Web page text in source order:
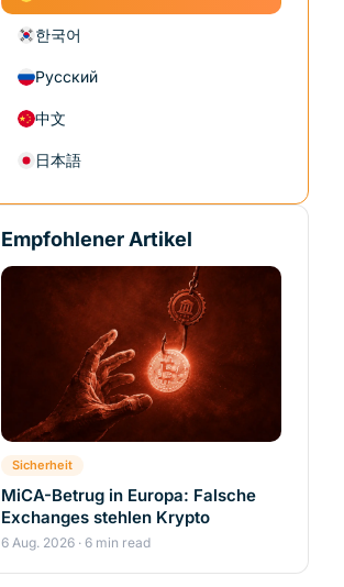
한국어
Русский
中文
日本語
Empfohlener Artikel
Sicherheit
MiCA-Betrug in Europa: Falsche
Exchanges stehlen Krypto
6 Aug. 2026 · 6 min read